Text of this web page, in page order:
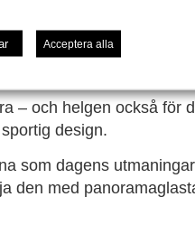
– och helgen också för
design.
som dagens
den med
Acceptera alla